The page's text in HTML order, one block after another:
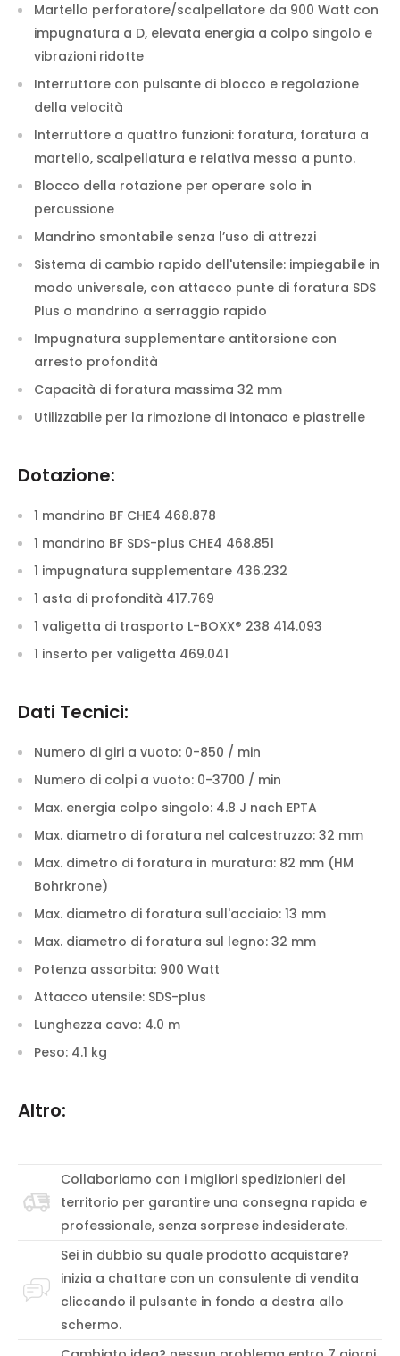
Martello perforatore/scalpellatore da 900 Watt con
impugnatura a D, elevata energia a colpo singolo e
vibrazioni ridotte
Interruttore con pulsante di blocco e regolazione
della velocità
Interruttore a quattro funzioni: foratura, foratura a
martello, scalpellatura e relativa messa a punto.
Blocco della rotazione per operare solo in
percussione
Mandrino smontabile senza l’uso di attrezzi
Sistema di cambio rapido dell'utensile: impiegabile in
modo universale, con attacco punte di foratura SDS
Plus o mandrino a serraggio rapido
Impugnatura supplementare antitorsione con
arresto profondità
Capacità di foratura massima 32 mm
Utilizzabile per la rimozione di intonaco e piastrelle
Dotazione:
1 mandrino BF CHE4 468.878
1 mandrino BF SDS-plus CHE4 468.851
1 impugnatura supplementare 436.232
1 asta di profondità 417.769
1 valigetta di trasporto L-BOXX® 238 414.093
1 inserto per valigetta 469.041
Dati Tecnici:
Numero di giri a vuoto: 0-850 / min
Numero di colpi a vuoto: 0-3700 / min
Max. energia colpo singolo: 4.8 J nach EPTA
Max. diametro di foratura nel calcestruzzo: 32 mm
Max. dimetro di foratura in muratura: 82 mm (HM
Bohrkrone)
Max. diametro di foratura sull'acciaio: 13 mm
Max. diametro di foratura sul legno: 32 mm
Potenza assorbita: 900 Watt
Attacco utensile: SDS-plus
Lunghezza cavo: 4.0 m
Peso: 4.1 kg
Altro:
Collaboriamo con i migliori spedizionieri del
territorio per garantire una consegna rapida e
professionale, senza sorprese indesiderate.
Sei in dubbio su quale prodotto acquistare?
inizia a chattare con un consulente di vendita
cliccando il pulsante in fondo a destra allo
schermo.